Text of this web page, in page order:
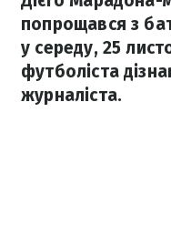
попрощався з
у середу, 25
футболіста
журналіста.